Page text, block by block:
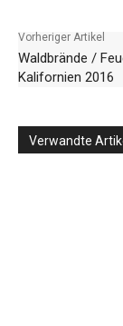
Vorheriger Artikel
Waldbrände /
Kalifornien 2016
Verwandte